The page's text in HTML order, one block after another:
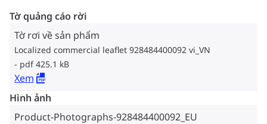
Tờ quảng cáo rời
Tờ rơi về sản phẩm
Localized commercial leaflet 928484400092 vi_VN
pdf 425.1 kB
Xem
Hình ảnh
Product-Photographs-928484400092_EU